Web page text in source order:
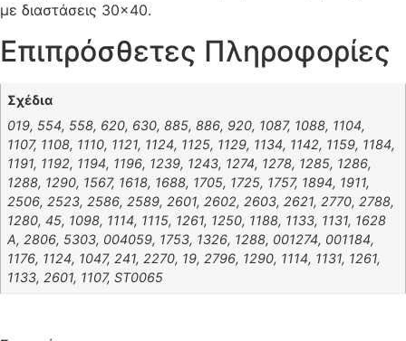
με διαστάσεις 30×40.
Επιπρόσθετες Πληροφορίες
Σχέδια
019, 554, 558, 620, 630, 885, 886, 920, 1087, 1088, 1104,
1107, 1108, 1110, 1121, 1124, 1125, 1129, 1134, 1142, 1159, 1184,
1191, 1192, 1194, 1196, 1239, 1243, 1274, 1278, 1285, 1286,
1288, 1290, 1567, 1618, 1688, 1705, 1725, 1757, 1894, 1911,
2506, 2523, 2586, 2589, 2601, 2602, 2603, 2621, 2770, 2788,
1280, 45, 1098, 1114, 1115, 1261, 1250, 1188, 1133, 1131, 1628
Α, 2806, 5303, 004059, 1753, 1326, 1288, 001274, 001184,
1176, 1124, 1047, 241, 2270, 19, 2796, 1290, 1114, 1131, 1261,
1133, 2601, 1107, ST0065